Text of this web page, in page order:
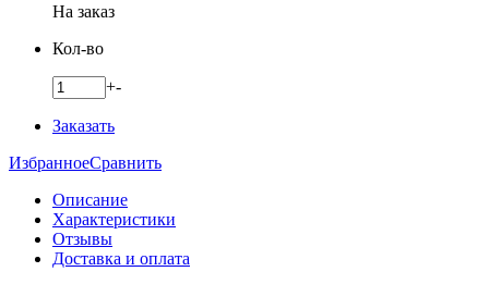
На заказ
Кол-во
+-
Заказать
ИзбранноеСравнить
Описание
Характеристики
Отзывы
Доставка и оплата